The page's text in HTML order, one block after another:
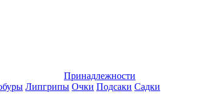
Принадлежности
Липгрипы Очки Подсаки Садки